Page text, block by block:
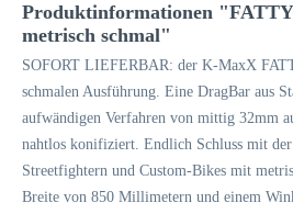
Produktinformationen
metrisch schmal"
SOFORT LIEFERBAR: der K-MaxX
schmalen Ausführung. Eine DragBar aus
aufwändigen Verfahren von mittig 32mm
nahtlos konifiziert. Endlich Schluss mit
Streetfightern und Custom-Bikes mit
Breite von 850 Millimetern und einem